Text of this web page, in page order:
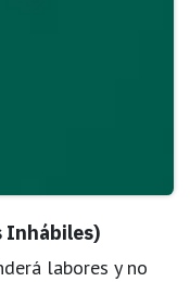
Inhábiles)
labores y no